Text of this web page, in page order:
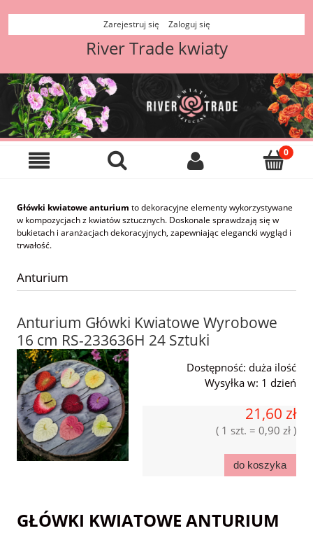
Zarejestruj się Zaloguj się
River Trade kwiaty
Główki kwiatowe anturium to dekoracyjne elementy wykorzystywane
w kompozycjach z kwiatów sztucznych. Doskonale sprawdzają się w
bukietach i aranżacjach dekoracyjnych, zapewniając elegancki wygląd i
trwałość.
Anturium
Anturium Główki Kwiatowe Wyrobowe
16 cm RS-233636H 24 Sztuki
Dostępność: duża ilość
Wysyłka w: 1 dzień
21,60 zł
( 1 szt. = 0,90 zł )
do koszyka
GŁÓWKI KWIATOWE ANTURIUM